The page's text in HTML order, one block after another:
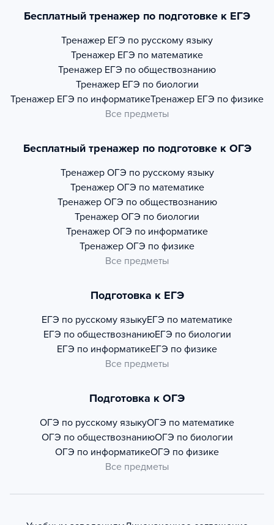
Бесплатный тренажер по подготовке к ЕГЭ
Тренажер ЕГЭ по русскому языку
Тренажер ЕГЭ по математике
Тренажер ЕГЭ по обществознанию
Тренажер ЕГЭ по биологии
Тренажер ЕГЭ по информатикеТренажер ЕГЭ по физике
Все предметы
Бесплатный тренажер по подготовке к ОГЭ
Тренажер ОГЭ по русскому языку
Тренажер ОГЭ по математике
Тренажер ОГЭ по обществознанию
Тренажер ОГЭ по биологии
Тренажер ОГЭ по информатике
Тренажер ОГЭ по физике
Все предметы
Подготовка к ЕГЭ
ЕГЭ по русскому языкуЕГЭ по математике
ЕГЭ по обществознаниюЕГЭ по биологии
ЕГЭ по информатикеЕГЭ по физике
Все предметы
Подготовка к ОГЭ
ОГЭ по русскому языкуОГЭ по математике
ОГЭ по обществознаниюОГЭ по биологии
ОГЭ по информатикеОГЭ по физике
Все предметы